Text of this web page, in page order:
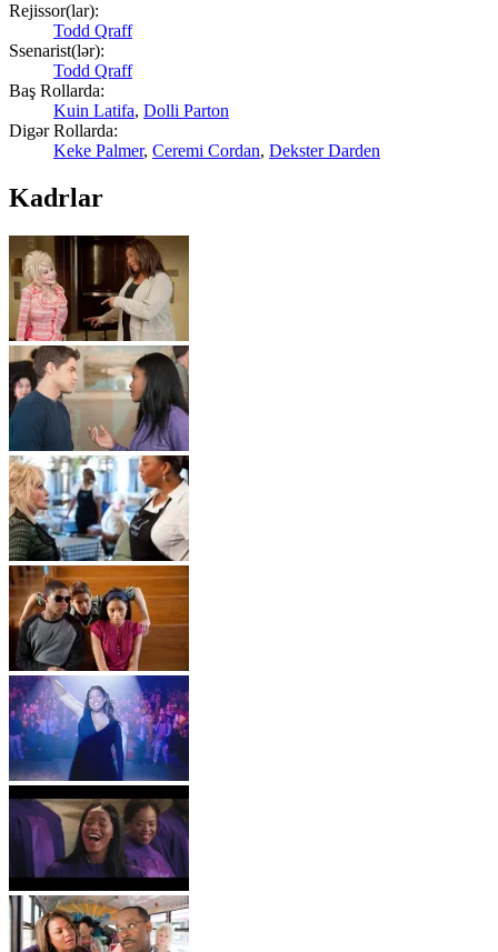
Rejissor(lar):
Todd Qraff
Ssenarist(lər):
Todd Qraff
Baş Rollarda:
Kuin Latifa, Dolli Parton
Digər Rollarda:
Keke Palmer, Ceremi Cordan, Dekster Darden
Kadrlar